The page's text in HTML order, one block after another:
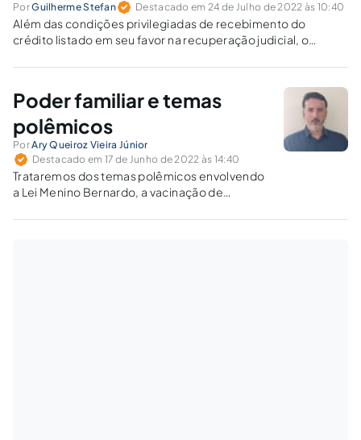
PorGuilherme Stefan Destacado em 24 de Julho de 2022 às 10:40
Além das condições privilegiadas de recebimento do
crédito listado em seu favor na recuperação judicial, o
Poder familiar e temas
polêmicos
PorAry Queiroz Vieira Júnior
Destacado em 17 de Junho de 2022 às 14:40
Trataremos dos temas polêmicos envolvendo
a Lei Menino Bernardo, a vacinação de
doméstico ou homeschooling.